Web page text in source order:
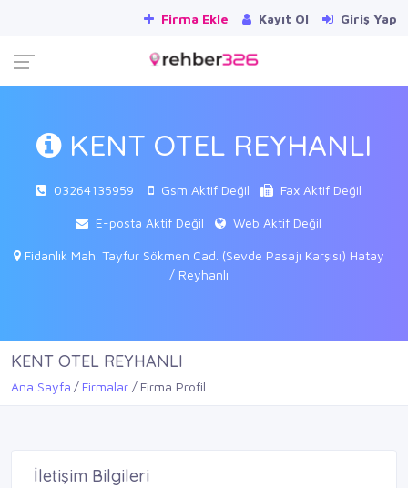
Firma Ekle Kayıt Ol Giriş Yap
KENT OTEL REYHANLI
03264135959 Gsm Aktif Değil Fax Aktif Değil
E-posta Aktif Değil Web Aktif Değil
Fidanlık Mah. Tayfur Sökmen Cad. (Sevde Pasajı Karşısı) Hatay
/ Reyhanlı
KENT OTEL REYHANLI
Ana Sayfa Firmalar Firma Profil
İletişim Bilgileri